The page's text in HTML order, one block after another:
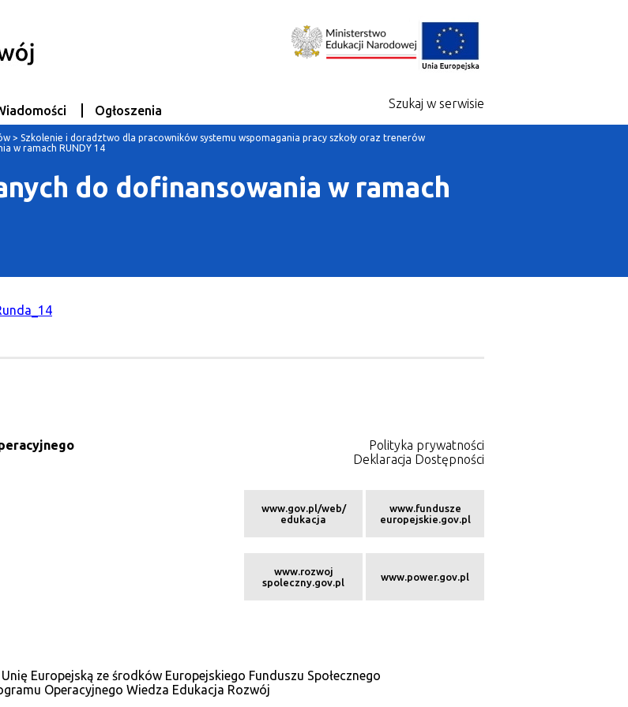
Ogłoszenia Szukaj w serwisie
> Szkolenie i doradztwo dla pracowników systemu wspomagania pracy szkoły oraz trenerów
w ramach RUNDY 14
do dofinansowania w ramach
Polityka prywatności
Deklaracja Dostępności
www.gov.pl/web/
edukacja
www.fundusze
europejskie.gov.pl
www.rozwoj
spoleczny.gov.pl
www.power.gov.pl
Europejską ze środków Europejskiego Funduszu Społecznego
Operacyjnego Wiedza Edukacja Rozwój